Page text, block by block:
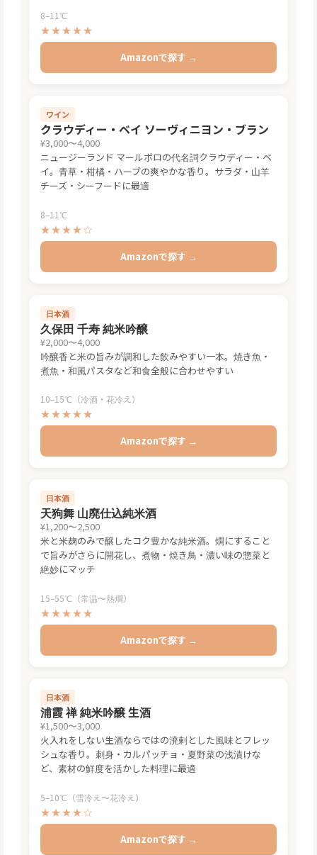
8–11℃
★★★★★
Amazonで探す →
ワイン
クラウディー・ベイ ソーヴィニヨン・ブラン
¥3,000〜4,000
ニュージーランド マールボロの代名詞クラウディー・ベ
イ。青草・柑橘・ハーブの爽やかな香り。サラダ・山羊
チーズ・シーフードに最適
8–11℃
★★★★☆
Amazonで探す →
日本酒
久保田 千寿 純米吟醸
¥2,000〜4,000
吟醸香と米の旨みが調和した飲みやすい一本。焼き魚・
煮魚・和風パスタなど和食全般に合わせやすい
10–15℃（冷酒・花冷え）
★★★★★
Amazonで探す →
日本酒
天狗舞 山廃仕込純米酒
¥1,200〜2,500
米と米麹のみで醸したコク豊かな純米酒。燗にすること
で旨みがさらに開花し、煮物・焼き鳥・濃い味の惣菜と
絶妙にマッチ
15–55℃（常温〜熱燗）
★★★★★
Amazonで探す →
日本酒
浦霞 禅 純米吟醸 生酒
¥1,500〜3,000
火入れをしない生酒ならではの溌剌とした風味とフレッ
シュな香り。刺身・カルパッチョ・夏野菜の浅漬けな
ど、素材の鮮度を活かした料理に最適
5–10℃（雪冷え〜花冷え）
★★★★☆
Amazonで探す →